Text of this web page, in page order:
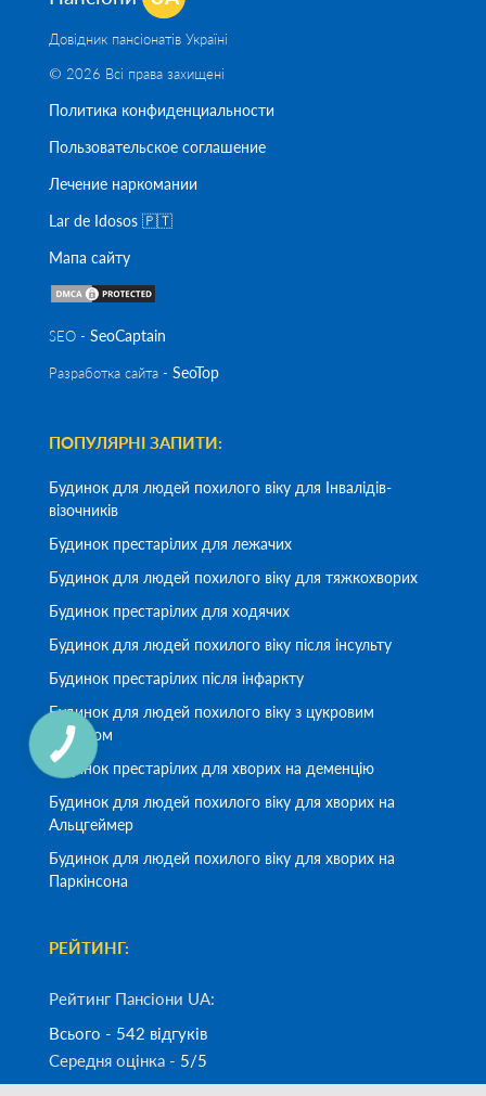
Довідник пансіонатів Україні
© 2026 Всі права захищені
Политика конфиденциальности
Пользовательское соглашение
Лечение наркомании
Lar de Idosos 🇵🇹
Мапа сайту
SEO - SeoСaptain
Разработка сайта - SeoTop
ПОПУЛЯРНІ ЗАПИТИ:
Будинок для людей похилого віку для Інвалідів-
візочників
Будинок престарілих для лежачих
Будинок для людей похилого віку для тяжкохворих
Будинок престарілих для ходячих
Будинок для людей похилого віку після інсульту
Будинок престарілих після інфаркту
Будинок для людей похилого віку з цукровим
діабетом
Будинок престарілих для хворих на деменцію
Будинок для людей похилого віку для хворих на
Альцгеймер
Будинок для людей похилого віку для хворих на
Паркінсона
РЕЙТИНГ:
Рейтинг Пансіони UA:
Всього - 542 відгуків
Середня оцінка - 5/5